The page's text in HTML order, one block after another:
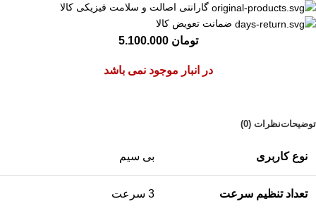
گارانتی اصالت و سلامت فیزیکی کالا
ضمانت تعویض کالا
تومان 5.100.000
در انبار موجود نمی باشد
توضیحاتنظرات (0)
نوع کاربری بی سیم
تعداد تنظیم سرعت 3 سرعت